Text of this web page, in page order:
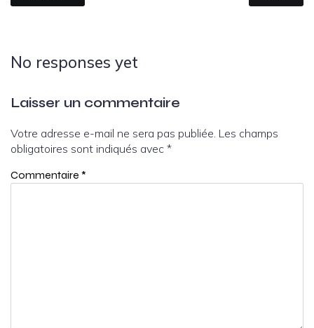
No responses yet
Laisser un commentaire
Votre adresse e-mail ne sera pas publiée. Les champs
obligatoires sont indiqués avec *
Commentaire *